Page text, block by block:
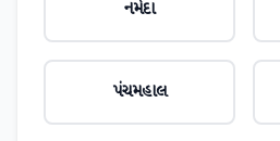
નર્મદા
પંચમહાલ